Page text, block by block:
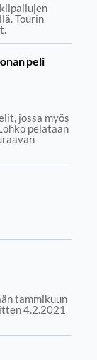
Tourin
peli
jossa myös
pelataan
tammikuun
4.2.2021